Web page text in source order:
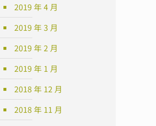
2019 年 4 月
2019 年 3 月
2019 年 2 月
2019 年 1 月
2018 年 12 月
2018 年 11 月